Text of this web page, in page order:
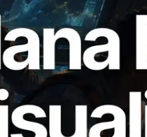
Solana Block
位視覺化區塊生